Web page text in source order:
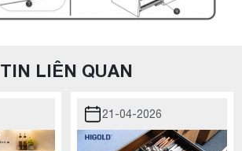
TIN LIÊN QUAN
21-04-2026